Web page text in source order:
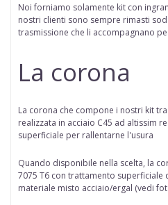
Noi forniamo solamente kit con
nostri clienti sono sempre rimasti
trasmissione che li accompagnano
La corona
La corona che compone i nostri kit
realizzata in acciaio C45 ad altissim
superficiale per rallentarne l'usura
Quando disponibile nella scelta, la
7075 T6 con trattamento superficiale
materiale misto acciaio/ergal (vedi